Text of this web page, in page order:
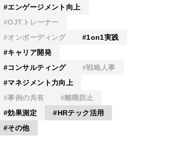
エンゲージメント向上
OJTトレーナー
オンボーディング
1on1実践
キャリア開発
コンサルティング
戦略人事
マネジメント力向上
事例の共有
離職防止
効果測定
HRテック活用
その他